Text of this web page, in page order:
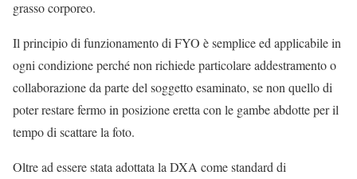
grasso corporeo.
Il principio di funzionamento di FYO è semplice ed applicabile in
ogni condizione perché non richiede particolare addestramento o
collaborazione da parte del soggetto esaminato, se non quello di
poter restare fermo in posizione eretta con le gambe abdotte per il
tempo di scattare la foto.
Oltre ad essere stata adottata la DXA come standard di